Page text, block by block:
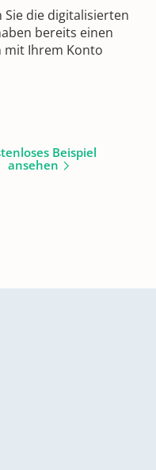
die digitalisierten
bereits einen
mit Ihrem Konto
Beispiel
ansehen